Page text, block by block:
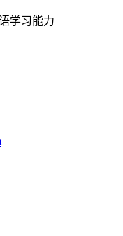
学习能力